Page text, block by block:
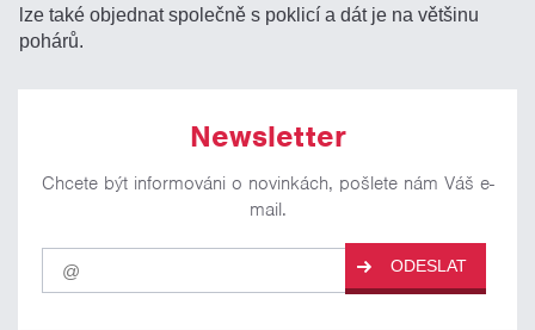
lze také objednat společně s poklicí a dát je na většinu
pohárů.
Newsletter
Chcete být informováni o novinkách, pošlete nám Váš e-
mail.
Pro
odběr
našich
ODESLAT